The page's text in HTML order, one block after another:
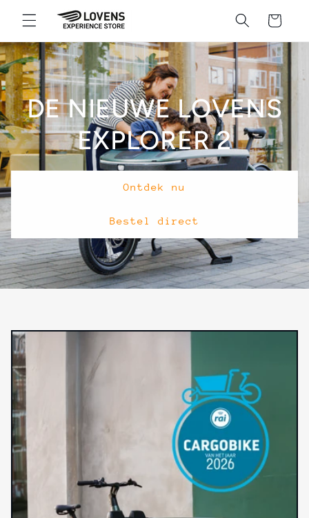
naar de
content
Winkelwagen
DE NIEUWE LOVENS
EXPLORER 2
Ontdek nu
Bestel direct